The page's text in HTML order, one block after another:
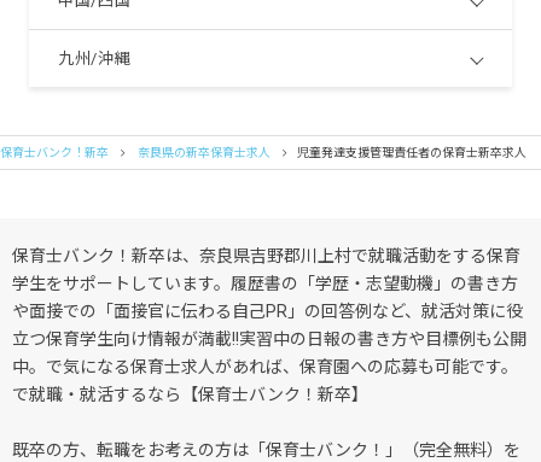
九州/沖縄
保育士バンク！新卒 奈良県の新卒保育士求人 児童発達支援管理責任者の保育士新卒求人
保育士バンク！新卒は、奈良県吉野郡川上村で就職活動をする保育
学生をサポートしています。履歴書の「学歴・志望動機」の書き方
や面接での「面接官に伝わる自己PR」の回答例など、就活対策に役
立つ保育学生向け情報が満載!!実習中の日報の書き方や目標例も公開
中。で気になる保育士求人があれば、保育園への応募も可能です。
で就職・就活するなら【保育士バンク！新卒】
既卒の方、転職をお考えの方は「保育士バンク！」（完全無料）を